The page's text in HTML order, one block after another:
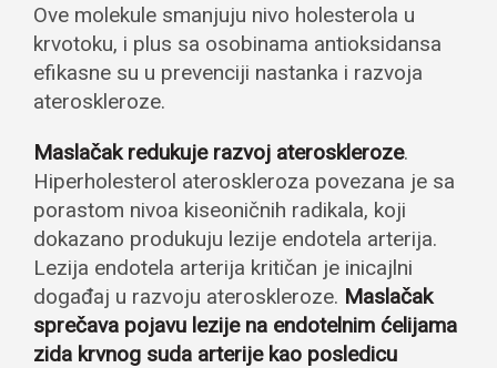
Ove molekule smanjuju nivo holesterola u
krvotoku, i plus sa osobinama antioksidansa
efikasne su u prevenciji nastanka i razvoja
ateroskleroze.
Maslačak redukuje razvoj ateroskleroze.
Hiperholesterol ateroskleroza povezana je sa
porastom nivoa kiseoničnih radikala, koji
dokazano produkuju lezije endotela arterija.
Lezija endotela arterija kritičan je inicajlni
događaj u razvoju ateroskleroze. Maslačak
sprečava pojavu lezije na endotelnim ćelijama
zida krvnog suda arterije kao posledicu